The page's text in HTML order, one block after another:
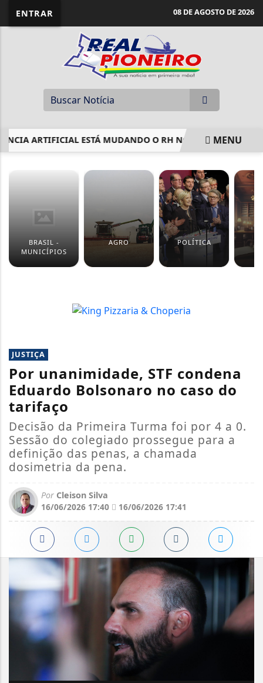
ENTRAR 08 DE AGOSTO DE 2026
ARTIFICIAL ESTÁ MUDANDO O RH NO BRASIL BRASIL
MENU
BRASIL -
MUNICÍPIOS
AGRO POLÍTICA
JUSTIÇA
Por unanimidade, STF condena
Eduardo Bolsonaro no caso do
tarifaço
Decisão da Primeira Turma foi por 4 a 0.
Sessão do colegiado prossegue para a
definição das penas, a chamada
dosimetria da pena.
Por Cleison Silva
16/06/2026 17:40
16/06/2026 17:41